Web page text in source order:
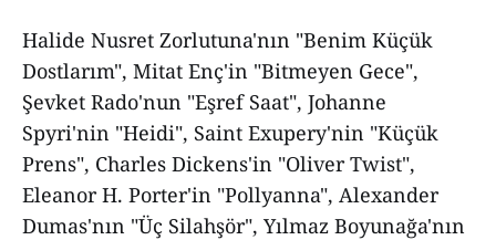
Halide Nusret Zorlutuna'nın "Benim Küçük
Dostlarım", Mitat Enç'in "Bitmeyen Gece",
Şevket Rado'nun "Eşref Saat", Johanne
Spyri'nin "Heidi", Saint Exupery'nin "Küçük
Prens", Charles Dickens'in "Oliver Twist",
Eleanor H. Porter'in "Pollyanna", Alexander
Dumas'nın "Üç Silahşör", Yılmaz Boyunağa'nın